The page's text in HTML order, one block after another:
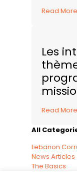
Read More
Les
Read More
All
Lebanon
News Articles
The Basics